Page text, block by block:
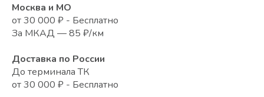
Москва и МО
от 30 000 ₽ - Бесплатно
За МКАД — 85 ₽/км
Доставка по России
До терминала ТК
от 30 000 ₽ - Бесплатно